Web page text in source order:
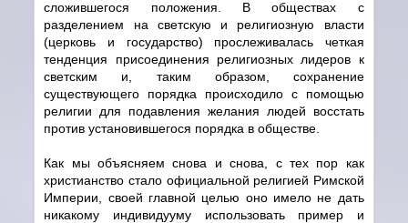
сложившегося положения. В обществах с
разделением на светскую и религиозную власти
(церковь и государство) прослеживалась четкая
тенденция присоединения религиозных лидеров к
светским и, таким образом, сохранение
существующего порядка происходило с помощью
религии для подавления желания людей восстать
против установившегося порядка в обществе.
Как мы объясняем снова и снова, с тех пор как
христианство стало официальной религией Римской
Империи, своей главной целью оно имело не дать
никакому индивидууму использовать пример и